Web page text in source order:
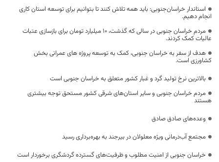
استاندار خراسان‌جنوبی: باید همه تلاش کنند تا بتوانیم برای توسعه استان کاری
انجام دهیم.
مردم خراسان جنوبی در سالی که گذشت، ۱۰ میلیارد تومان برای بازسازی عتبات
عالیات کمک کردند.
هدف از سفر به خراسان جنوبی، کمک به توسعه پروژه های عمرانی بخش
کشاورزی است.
بالاترین نرخ تولید گرد و غبار کشور متعلق به خراسان جنوبی است
مردم خراسان جنوبی و سایر استان‌های شرقی کشور مستحق توجه بیشتری
هستند
وعده‌های صادق صادق
مجتمع آب‌درمانی ویژه معلولان در بیرجند به بهره‌برداری رسید
خراسان جنوبی از امنیت مطلوب و ظرفیت‌های گسترده گردشگری برخوردار است